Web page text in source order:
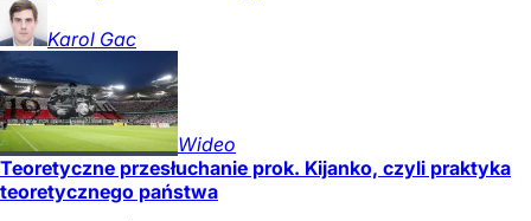
Karol Gac
Wideo
Teoretyczne przesłuchanie prok. Kijanko, czyli praktyka
teoretycznego państwa